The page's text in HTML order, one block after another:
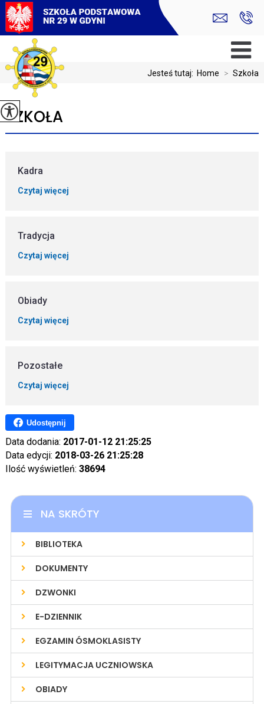
Jesteś tutaj: Home > Szkoła
SZKOŁA
Kadra
Czytaj więcej
Tradycja
Czytaj więcej
Obiady
Czytaj więcej
Pozostałe
Czytaj więcej
Udostępnij
Data dodania: 2017-01-12 21:25:25
Data edycji: 2018-03-26 21:25:28
Ilość wyświetleń: 38694
NA SKRÓTY
BIBLIOTEKA
DOKUMENTY
DZWONKI
E-DZIENNIK
EGZAMIN ÓSMOKLASISTY
LEGITYMACJA UCZNIOWSKA
OBIADY